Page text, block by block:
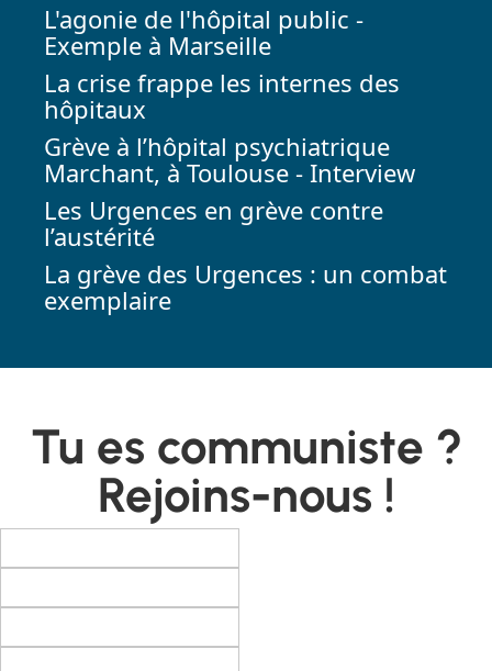
L'agonie de l'hôpital public -
Exemple à Marseille
La crise frappe les internes des
hôpitaux
Grève à l’hôpital psychiatrique
Marchant, à Toulouse - Interview
Les Urgences en grève contre
l’austérité
La grève des Urgences : un combat
exemplaire
Tu es communiste ?
Rejoins-nous !